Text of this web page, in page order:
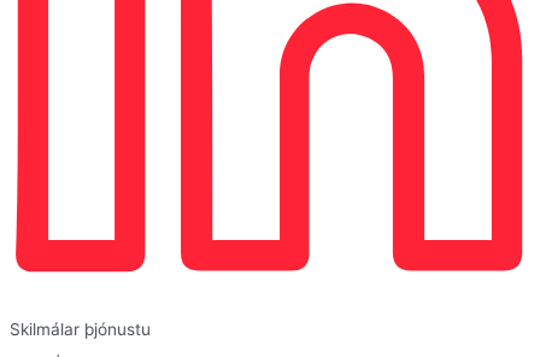
Skilmálar þjónustu